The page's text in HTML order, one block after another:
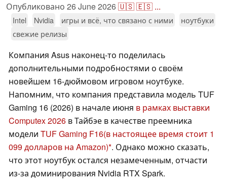
Опубликовано 26 June 2026🇺🇸🇪🇸 ...
Intel Nvidia игры и всё, что связано с ними
ноутбуки
свежие релизы
Компания Asus наконец-то поделилась
дополнительными подробностями о своём
новейшем 16-дюймовом игровом ноутбуке.
Напомним, что компания представила модель TUF
Gaming 16 (2026) в начале июня в рамках выставки
Computex 2026 в Тайбэе в качестве преемника
модели TUF Gaming F16(в настоящее время стоит 1
099 долларов на Amazon) . Однако можно сказать,
что этот ноутбук остался незамеченным, отчасти
из-за доминирования Nvidia RTX Spark.